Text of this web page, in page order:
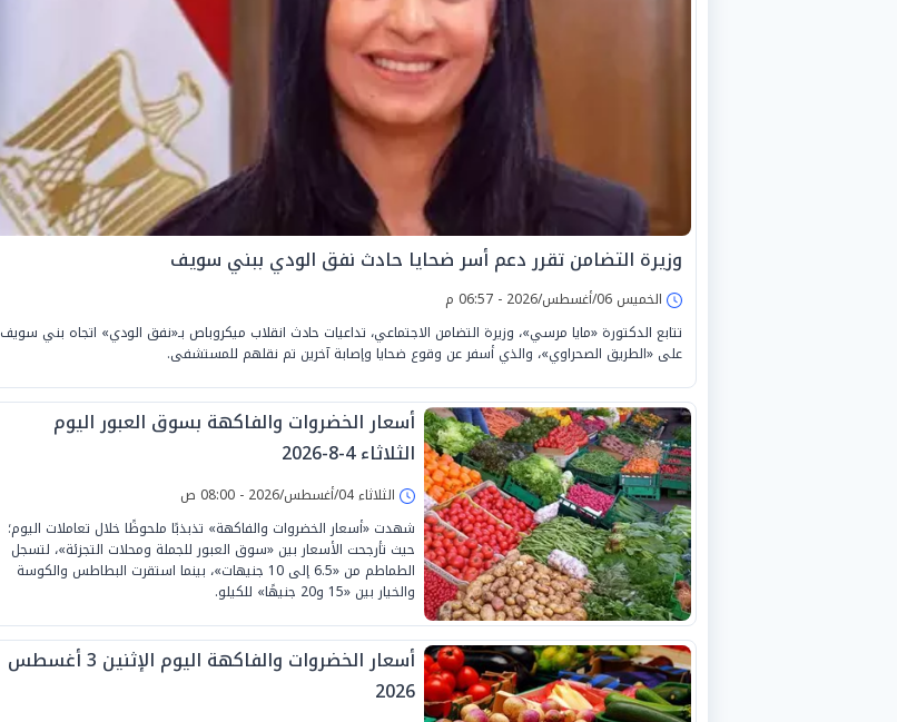
وزيرة التضامن تقرر دعم أسر ضحايا حادث نفق الودي ببني سويف
الخميس 06/أغسطس/2026 - 06:57 م
تتابع الدكتورة «مايا مرسي»، وزيرة التضامن الاجتماعي، تداعيات حادث انقلاب ميكروباص بـ«نفق الودي» اتجاه بني سويف
على «الطريق الصحراوي»، والذي أسفر عن وقوع ضحايا وإصابة آخرين تم نقلهم للمستشفى.
أسعار الخضروات والفاكهة بسوق العبور اليوم
الثلاثاء 4-8-2026
الثلاثاء 04/أغسطس/2026 - 08:00 ص
شهدت «أسعار الخضروات والفاكهة» تذبذبًا ملحوظًا خلال تعاملات اليوم؛
حيث تأرجحت الأسعار بين «سوق العبور للجملة ومحلات التجزئة»، لتسجل
الطماطم من «6.5 إلى 10 جنيهات»، بينما استقرت البطاطس والكوسة
والخيار بين «15 و20 جنيهًا» للكيلو.
أسعار الخضروات والفاكهة اليوم الإثنين 3 أغسطس
2026